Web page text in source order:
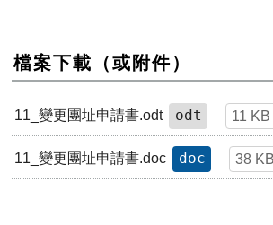
檔案下載（或附件）
11_變更團址申請書.odt odt 11 KB
11_變更團址申請書.doc doc 38 KB